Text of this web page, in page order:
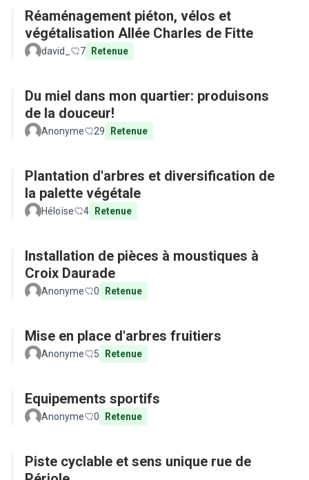
Réaménagement piéton, vélos et
végétalisation Allée Charles de Fitte
david_ 7 Retenue
Du miel dans mon quartier: produisons
de la douceur!
Anonyme 29 Retenue
Plantation d'arbres et diversification de
la palette végétale
Héloïse 4 Retenue
Installation de pièces à moustiques à
Croix Daurade
Anonyme 0 Retenue
Mise en place d'arbres fruitiers
Anonyme 5 Retenue
Equipements sportifs
Anonyme 0 Retenue
Piste cyclable et sens unique rue de